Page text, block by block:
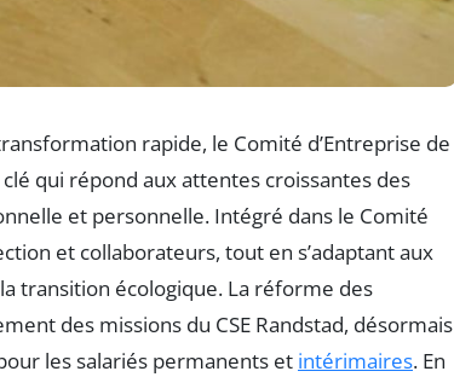
rapide, le Comité d’Entreprise de
qui répond aux attentes croissantes des
et personnelle. Intégré dans le Comité
et collaborateurs, tout en s’adaptant aux
transition écologique. La réforme des
des missions du CSE Randstad, désormais
les salariés permanents et intérimaires. En